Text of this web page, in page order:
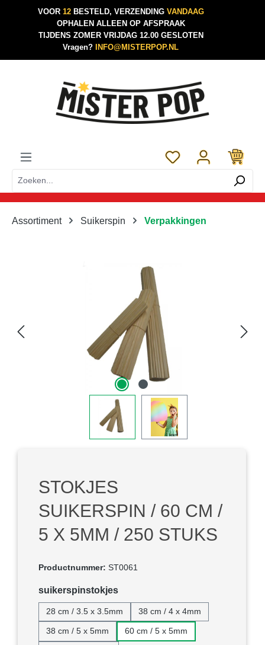
Ga naar de hoofdinhoud
VOOR 12 BESTELD, VERZENDING VANDAAG
OPHALEN ALLEEN OP AFSPRAAK
TIJDENS ZOMER VRIJDAG 12.00 GESLOTEN
Vragen?
INFO@MISTERPOP.NL
Je hebt 0 items op
Assortiment Suikerspin Verpakkingen
STOKJES
SUIKERSPIN / 60 CM /
5 X 5MM / 250 STUKS
Productnummer: ST0061
Selecteer
suikerspinstokjes
28 cm / 3.5 x 3.5mm 38 cm / 4 x 4mm
38 cm / 5 x 5mm 60 cm / 5 x 5mm